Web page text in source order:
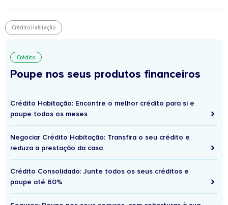
Crédito Habitação
Crédito
Poupe nos seus produtos financeiros
Crédito Habitação: Encontre o melhor crédito para si e
poupe todos os meses
Negociar Crédito Habitação: Transfira o seu crédito e
reduza a prestação da casa
Crédito Consolidado: Junte todos os seus créditos e
poupe até 60%